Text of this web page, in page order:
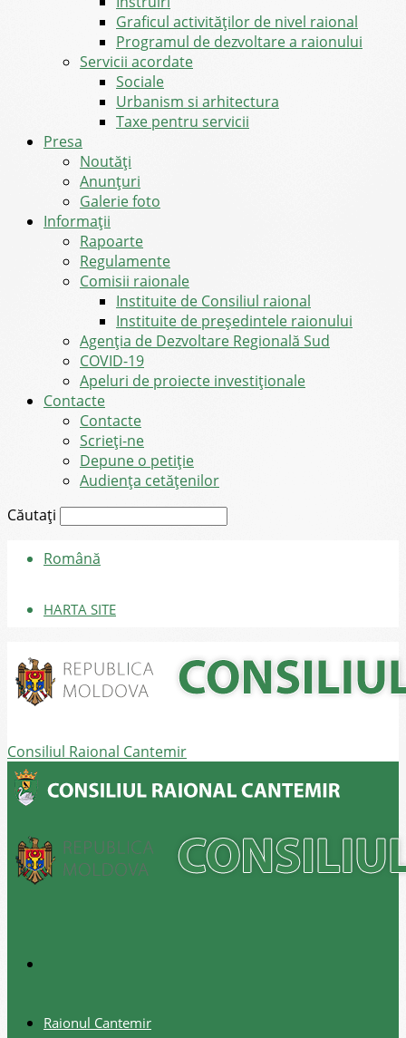
Graficul activităților de nivel raional
Programul de dezvoltare a raionului
Servicii acordate
Sociale
Urbanism si arhitectura
Taxe pentru servicii
Presa
Noutăţi
Anunţuri
Galerie foto
Informații
Rapoarte
Regulamente
Comisii raionale
Instituite de Consiliul raional
Instituite de președintele raionului
Agenția de Dezvoltare Regională Sud
COVID-19
Apeluri de proiecte investiționale
Contacte
Contacte
Scrieți-ne
Depune o petiție
Audiența cetățenilor
Căutați
Română
HARTA SITE
Consiliul Raional Cantemir
Raionul Cantemir